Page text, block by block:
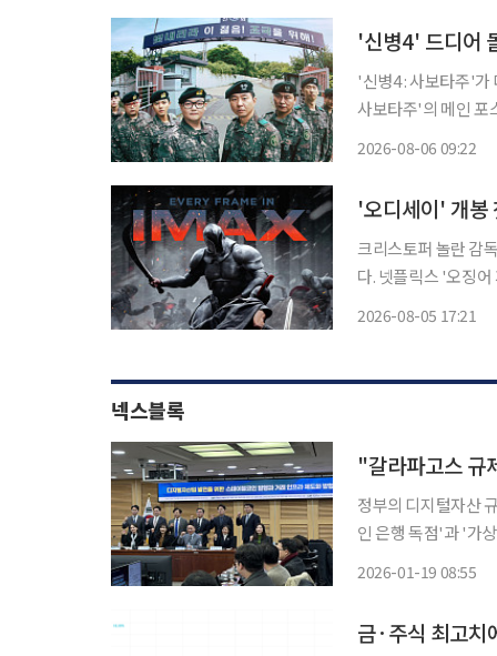
'신병4' 드디어
'신병4 : 사보타주'가 더 강해진
사보타주'의 메인 포스터와 메인 예
2026-08-06 09:22
'오디세이' 개
크리스토퍼 놀란 감
다. 넷플릭스 '오징어 게임' 시리즈를 연출한 황동혁 감독은 5일 배급사 유니버설 픽쳐스를 통
2026-08-05 17:21
넥스블록
정부의 디지털자산
인 은행 독점'과 '가
2026-01-19 08:55
금·주식 최고